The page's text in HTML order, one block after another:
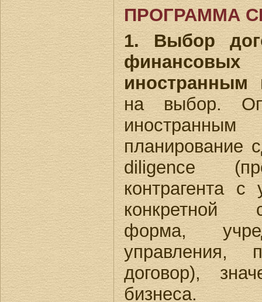
ПРОГРАММА
1. Выбор
иностранным
на выбор.
планирование
diligence
контрагента с
конкретной
форма,
управления,
договор),
бизнеса.